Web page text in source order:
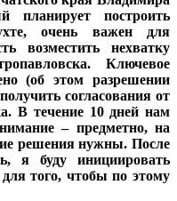
планирует построить
очень важен для
возместить нехватку
Ключевое
(об этом разрешении
согласования от
В течение 10 дней нам
– предметно, на
решения нужны. После
я буду инициировать
того, чтобы по этому